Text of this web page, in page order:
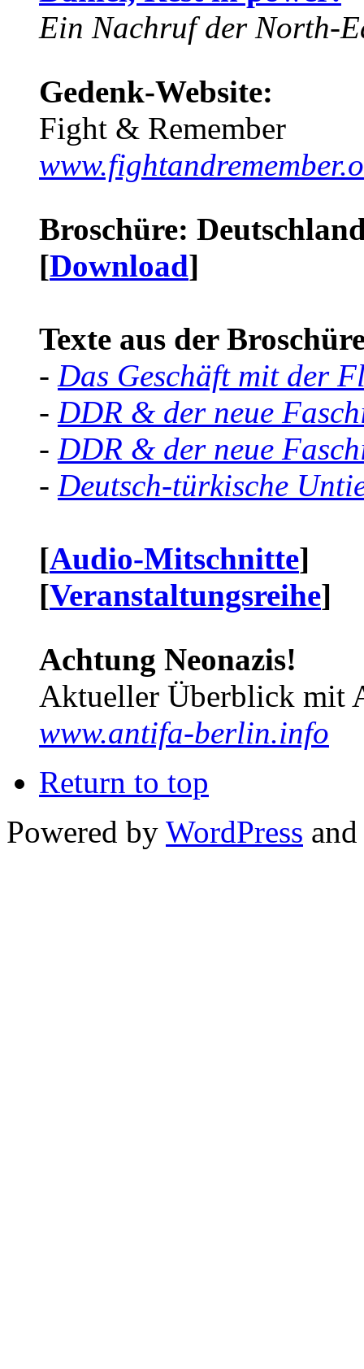
Ein Nachruf der North-
Gedenk-Website:
Fight & Remember
Broschüre:
[Download]
Texte aus der
- Das Geschäft mit der
- DDR & der neue
- DDR & der neue
- Deutsch-türkische
[Audio-Mitschnitte]
[Veranstaltungsreihe]
Achtung Neonazis!
Aktueller Überblick mit
www.antifa-berlin.info
Return to top
Powered by WordPress